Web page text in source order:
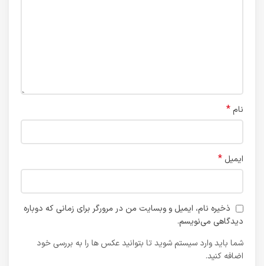
نام *
ایمیل *
ذخیره نام، ایمیل و وبسایت من در مرورگر برای زمانی که دوباره
دیدگاهی می‌نویسم.
شما باید وارد سیستم شوید تا بتوانید عکس ها را به بررسی خود
اضافه کنید.